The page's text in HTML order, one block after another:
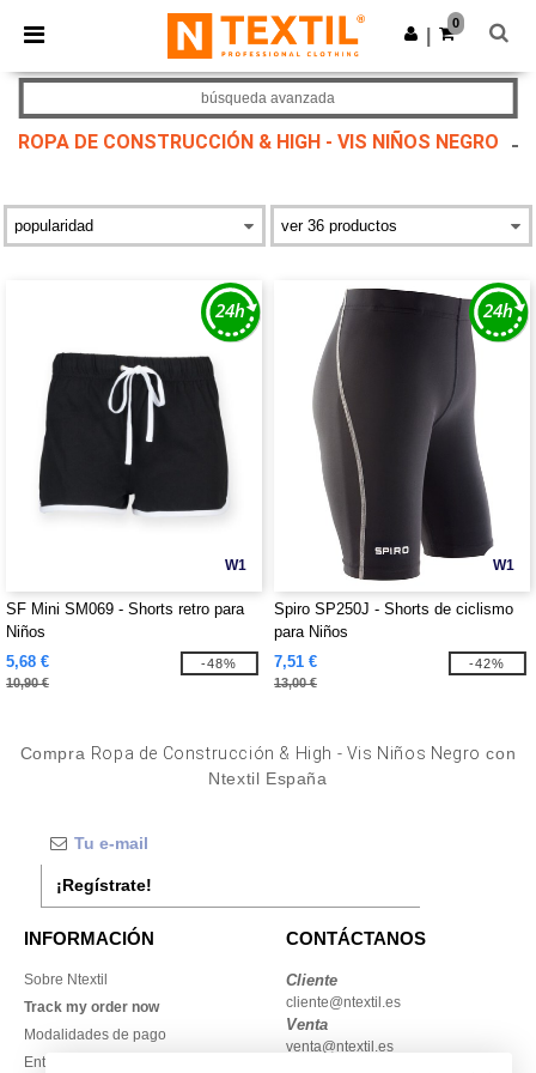
× App de Ntextil
¡Mejores precios en app!
Descargar app
0
ROPA DE CONSTRUCCIÓN & HIGH - VIS NIÑOS NEGRO
búsqueda avanzada
W1
SF Mini SM069 - Shorts retro para
Niños
5,68 €
10,90 €
-48%
W1
Spiro SP250J - Shorts de ciclismo
para Niños
7,51 €
13,00 €
-42%
Compra Ropa de Construcción & High - Vis Niños Negro con
Ntextil España
¡Regístrate!
INFORMACIÓN
Sobre Ntextil
Track my order now
Modalidades de pago
Entrega
CONTÁCTANOS
Cliente
cliente@ntextil.es
Venta
venta@ntextil.es